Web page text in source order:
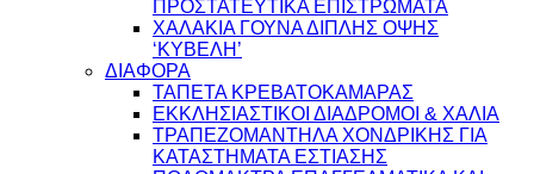
ΠΡΟΣΤΑΤΕΥΤΙΚΑ ΕΠΙΣΤΡΩΜΑΤΑ
ΧΑΛΑΚΙΑ ΓΟΥΝΑ ΔΙΠΛΗΣ ΟΨΗΣ
‘ΚΥΒΕΛΗ’
ΔΙΑΦΟΡΑ
ΤΑΠΕΤΑ ΚΡΕΒΑΤΟΚΑΜΑΡΑΣ
ΕΚΚΛΗΣΙΑΣΤΙΚΟΙ ΔΙΑΔΡΟΜΟΙ & ΧΑΛΙΑ
ΤΡΑΠΕΖΟΜΑΝΤΗΛΑ ΧΟΝΔΡΙΚΗΣ ΓΙΑ
ΚΑΤΑΣΤΗΜΑΤΑ ΕΣΤΙΑΣΗΣ